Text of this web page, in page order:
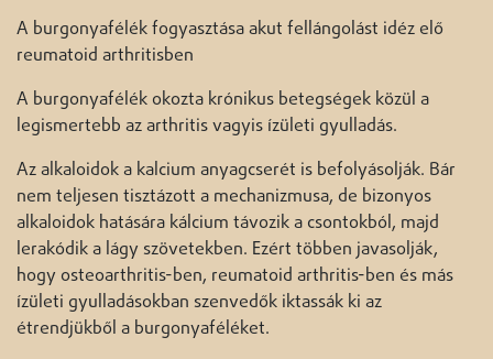
A burgonyafélék fogyasztása akut fellángolást idéz elő
reumatoid arthritisben
A burgonyafélék okozta krónikus betegségek közül a
legismertebb az arthritis vagyis ízületi gyulladás.
Az alkaloidok a kalcium anyagcserét is befolyásolják. Bár
nem teljesen tisztázott a mechanizmusa, de bizonyos
alkaloidok hatására kálcium távozik a csontokból, majd
lerakódik a lágy szövetekben. Ezért többen javasolják,
hogy osteoarthritis-ben, reumatoid arthritis-ben és más
ízületi gyulladásokban szenvedők iktassák ki az
étrendjükből a burgonyaféléket.